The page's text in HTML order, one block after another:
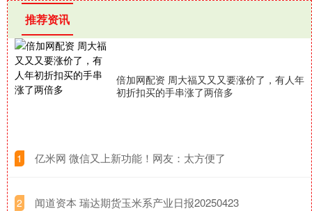
推荐资讯
倍加网配资 周大福又又又要涨价了，有人年
初折扣买的手串涨了两倍多
1 ​亿米网 微信又上新功能！网友：太方便了
2 ​闻道资本 瑞达期货玉米系产业日报20250423